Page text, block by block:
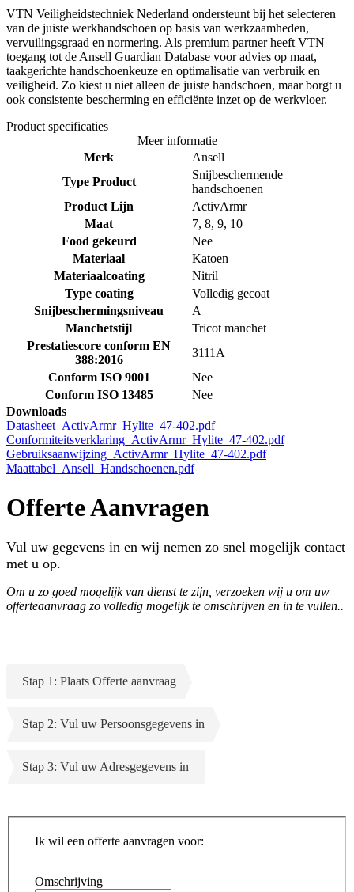
VTN Veiligheidstechniek Nederland ondersteunt bij het selecteren
van de juiste werkhandschoen op basis van werkzaamheden,
vervuilingsgraad en normering. Als premium partner heeft VTN
toegang tot de Ansell Guardian Database voor advies op maat,
taakgerichte handschoenkeuze en optimalisatie van verbruik en
veiligheid. Zo kiest u niet alleen de juiste handschoen, maar borgt u
ook consistente bescherming en efficiënte inzet op de werkvloer.
Product specificaties
Meer informatie
Merk
Ansell
Type Product
Snijbeschermende
handschoenen
Product Lijn
ActivArmr
Maat
7, 8, 9, 10
Food gekeurd
Nee
Materiaal
Katoen
Materiaalcoating
Nitril
Type coating
Volledig gecoat
Snijbeschermingsniveau
A
Manchetstijl
Tricot manchet
Prestatiescore conform EN
388:2016
3111A
Conform ISO 9001
Nee
Conform ISO 13485
Nee
Downloads
Datasheet_ActivArmr_Hylite_47-402.pdf
Conformiteitsverklaring_ActivArmr_Hylite_47-402.pdf
Gebruiksaanwijzing_ActivArmr_Hylite_47-402.pdf
Maattabel_Ansell_Handschoenen.pdf
Offerte Aanvragen
Vul uw gegevens in en wij nemen zo snel mogelijk contact
met u op.
Om u zo goed mogelijk van dienst te zijn, verzoeken wij u om uw
offerteaanvraag zo volledig mogelijk te omschrijven en in te vullen..
Stap 1: Plaats Offerte aanvraag
Stap 2: Vul uw Persoonsgegevens in
Stap 3: Vul uw Adresgegevens in
Ik wil een offerte aanvragen voor:
Omschrijving